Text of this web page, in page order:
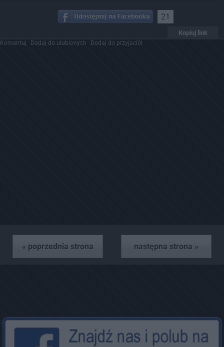
21
Kopiuj link
Komentuj Dodaj do ulubionych Dodaj do przyjaciół
« poprzednia strona następna strona »